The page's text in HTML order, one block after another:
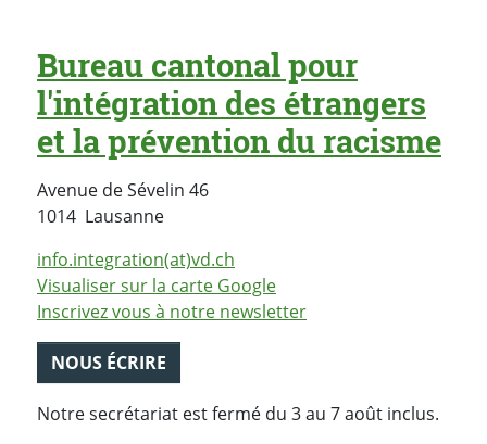
Bureau cantonal pour
l'intégration des étrangers
et la prévention du racisme
Avenue de Sévelin 46
1014 LausanneSuisse
info.integration(at)vd.ch
Visualiser sur la carte Google
Inscrivez vous à notre newsletter
NOUS ÉCRIRE
Notre secrétariat est fermé du 3 au 7 août inclus.